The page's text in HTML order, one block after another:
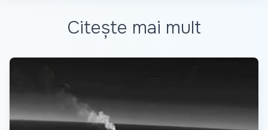
Citește mai mult